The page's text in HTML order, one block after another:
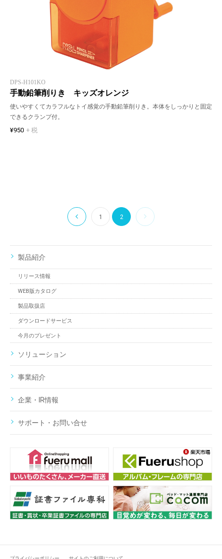
DPS-H101KO
手動鉛筆削りき キッズオレンジ
使いやすくてカラフルなトイ感覚の手動鉛筆削りき。本体をしっかりと固定
できるクランプ付。
¥950 + 税
1 2
製品紹介
リリース情報
WEB版カタログ
製品取扱店
ダウンロードサービス
今月のプレゼント
ソリューション
事業紹介
企業・IR情報
サポート・お問い合せ